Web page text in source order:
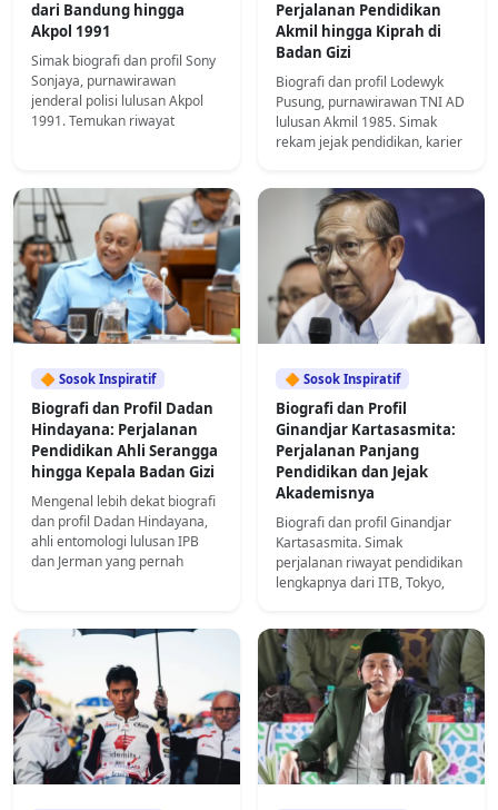
dari Bandung hingga
Akpol 1991
Simak biografi dan profil Sony
Sonjaya, purnawirawan
jenderal polisi lulusan Akpol
1991. Temukan riwayat
Perjalanan Pendidikan
Akmil hingga Kiprah di
Badan Gizi
Biografi dan profil Lodewyk
Pusung, purnawirawan TNI AD
lulusan Akmil 1985. Simak
rekam jejak pendidikan, karier
🔶 Sosok Inspiratif
Biografi dan Profil Dadan
Hindayana: Perjalanan
Pendidikan Ahli Serangga
hingga Kepala Badan Gizi
Mengenal lebih dekat biografi
dan profil Dadan Hindayana,
ahli entomologi lulusan IPB
dan Jerman yang pernah
🔶 Sosok Inspiratif
Biografi dan Profil
Ginandjar Kartasasmita:
Perjalanan Panjang
Pendidikan dan Jejak
Akademisnya
Biografi dan profil Ginandjar
Kartasasmita. Simak
perjalanan riwayat pendidikan
lengkapnya dari ITB, Tokyo,